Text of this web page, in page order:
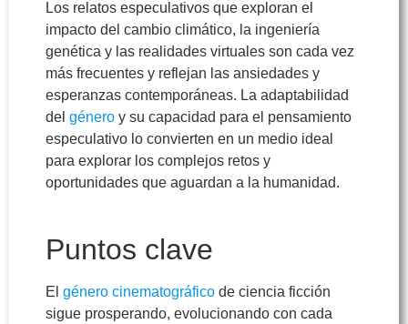
Los relatos especulativos que exploran el
impacto del cambio climático, la ingeniería
genética y las realidades virtuales son cada vez
más frecuentes y reflejan las ansiedades y
esperanzas contemporáneas. La adaptabilidad
del género y su capacidad para el pensamiento
especulativo lo convierten en un medio ideal
para explorar los complejos retos y
oportunidades que aguardan a la humanidad.
Puntos clave
El género cinematográfico de ciencia ficción
sigue prosperando, evolucionando con cada